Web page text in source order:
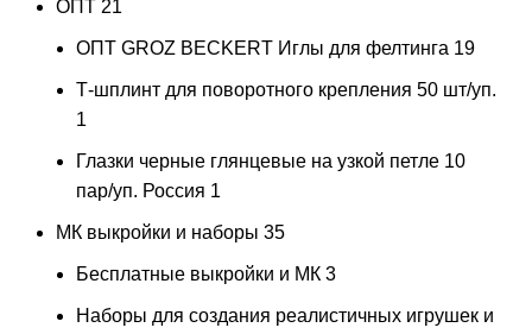
ОПТ 21
ОПТ GROZ BECKERT Иглы для фелтинга 19
Т-шплинт для поворотного крепления 50 шт/уп.
1
Глазки черные глянцевые на узкой петле 10
пар/уп. Россия 1
МК выкройки и наборы 35
Бесплатные выкройки и МК 3
Наборы для создания реалистичных игрушек и